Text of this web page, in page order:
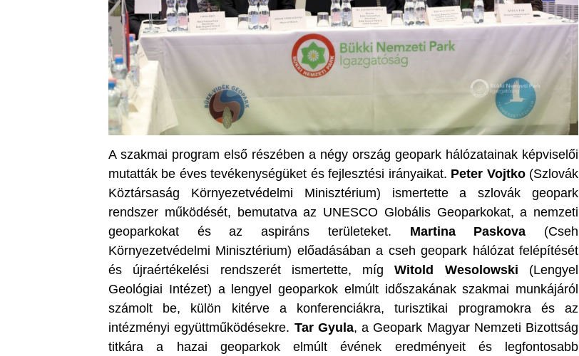
A szakmai program első részében a négy ország geopark hálózatainak képviselői
mutatták be éves tevékenységüket és fejlesztési irányaikat. Peter Vojtko(Szlovák
Köztársaság Környezetvédelmi Minisztérium) ismertette a szlovák geopark
rendszer működését, bemutatva az UNESCO Globális Geoparkokat, a nemzeti
geoparkokat és az aspiráns területeket. Martina Paskova (Cseh
Környezetvédelmi Minisztérium) előadásában a cseh geopark hálózat felépítését
és újraértékelési rendszerét ismertette, mígWitold Wesolowski (Lengyel
Geológiai Intézet) a lengyel geoparkok elmúlt időszakának szakmai munkájáról
számolt be, külön kitérve a konferenciákra, turisztikai programokra és az
intézményi együttműködésekre. Tar Gyula, a Geopark Magyar Nemzeti Bizottság
titkára a hazai geoparkok elmúlt évének eredményeit és legfontosabb